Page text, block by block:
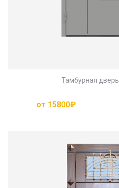
Тамбурная дверь
от 15800₽